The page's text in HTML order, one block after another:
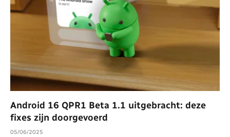
Android 16 QPR1 Beta 1.1 uitgebracht: deze
fixes zijn doorgevoerd
05/06/2025